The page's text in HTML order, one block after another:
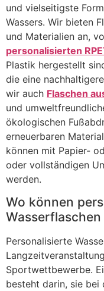
und vielseitigste
Wassers. Wir bieten
und Materialien an,
personalisierten
Plastik hergestellt
die eine
wir auch Flaschen
und
ökologischen
erneuerbaren
können mit Papier-
oder vollständigen
werden.
Wo können
Personalisierte
Sportwettbewerbe.
besteht darin, sie bei